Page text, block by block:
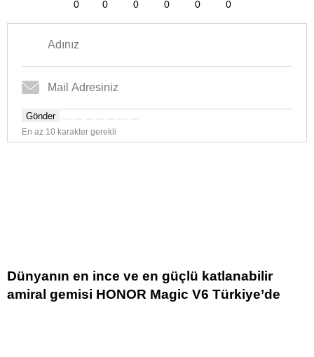
0 0 0 0 0 0
Gönder
En az 10 karakter gerekli
Dünyanın en ince ve en güçlü katlanabilir
amiral gemisi HONOR Magic V6 Türkiye’de